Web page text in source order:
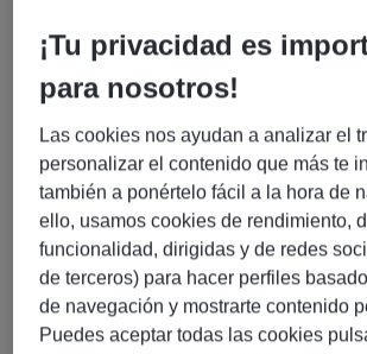
con los equipos de negocio y los
locales.
requisitos funcionales e historias
Gestionar y priorizar el backlog
Coordinar la planificación de
validación funcional de las
Colaborar con equipos técnicos,
y de negocio para asegurar la
implementación de las iniciativas.
¡Tu privacidad es
para nosotros!
Las cookies nos ayudan a analizar el
personalizar el contenido que más te
también a ponértelo fácil a la hora de
ello, usamos cookies de rendimiento,
funcionalidad, dirigidas y de redes
de terceros) para hacer perfiles
de navegación y mostrarte contenido
Puedes aceptar todas las cookies